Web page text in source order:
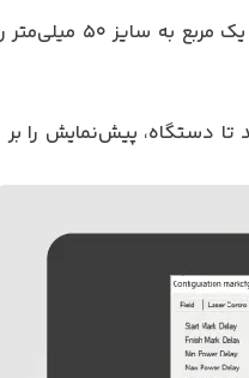
را بازکنید. از طریق نوارابزار
تا دستگاه، پیش‌نمایش را